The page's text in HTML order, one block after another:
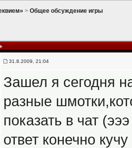
> Общее обсуждение игры
31.8.2009, 21:04
Зашел я сегодня
разные
показать в чат
ответ конечно